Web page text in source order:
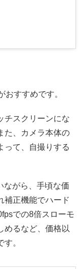
おすすめです。
チスクリーンにな
た、カメラ本体の
って、自撮りする
ながら、手頃な価
補正機能でハード
での8倍スローモ
めるなど、価格以
。